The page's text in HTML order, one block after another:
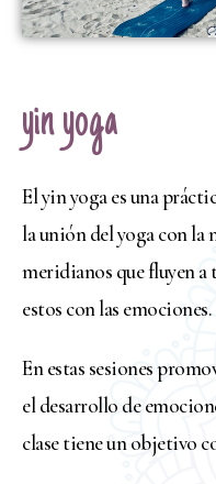
yin yoga
El yin yoga es una
la unión del yoga con
meridianos que fluyen a
estos con las emociones.
En estas sesiones
el desarrollo de
clase tiene un objetivo